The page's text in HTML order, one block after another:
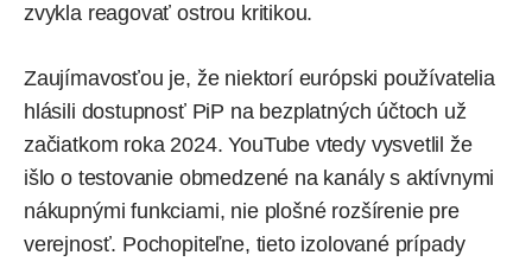
zvykla reagovať ostrou kritikou.
Zaujímavosťou je, že niektorí európski používatelia
hlásili dostupnosť PiP na bezplatných účtoch už
začiatkom roka 2024. YouTube vtedy vysvetlil že
išlo o testovanie obmedzené na kanály s aktívnymi
nákupnými funkciami, nie plošné rozšírenie pre
verejnosť. Pochopiteľne, tieto izolované prípady